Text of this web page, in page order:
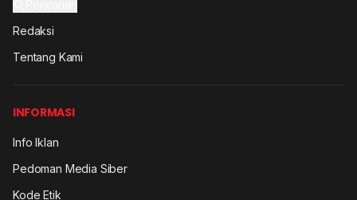
Redaksi
Tentang Kami
INFORMASI
Info Iklan
Pedoman Media Siber
Kode Etik